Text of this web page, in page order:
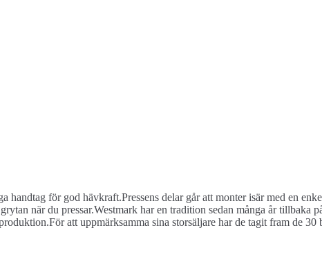
för god hävkraft.Pressens delar går att monter isär med en
när du pressar.Westmark har en tradition sedan många år tillbaka
att uppmärksamma sina storsäljare har de tagit fram de 30